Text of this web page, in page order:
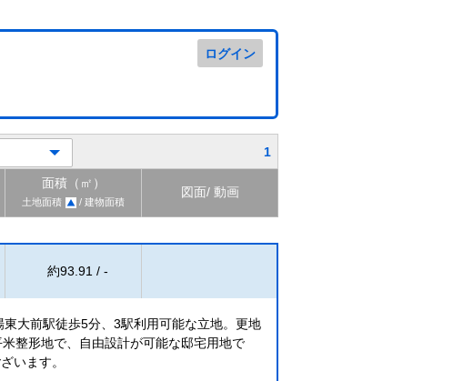
ログイン
1
面積（㎡）
土地面積 / 建物面積
図面/ 動画
約93.91 / -
東大前駅徒歩5分、3駅利用可能な立地。更地
整形地で、自由設計が可能な邸宅用地で
います。